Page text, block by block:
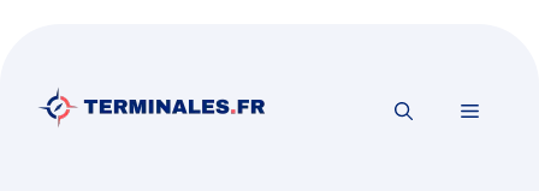
contenu
MENU